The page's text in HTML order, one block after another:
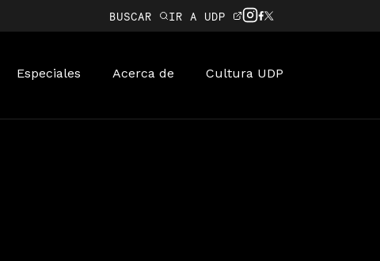
BUSCAR IR A UDP
Especiales Acerca de Cultura UDP